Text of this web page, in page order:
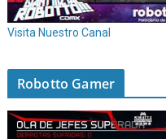
Visita Nuestro Canal
Robotto Gamer